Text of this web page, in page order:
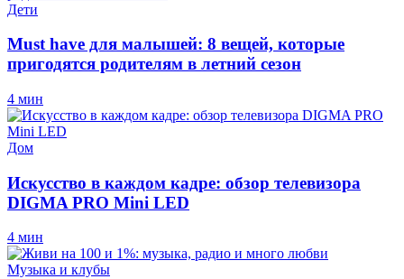
Дети
Must have для малышей: 8 вещей, которые
пригодятся родителям в летний сезон
4 мин
Дом
Искусство в каждом кадре: обзор телевизора
DIGMA PRO Mini LED
4 мин
Музыка и клубы